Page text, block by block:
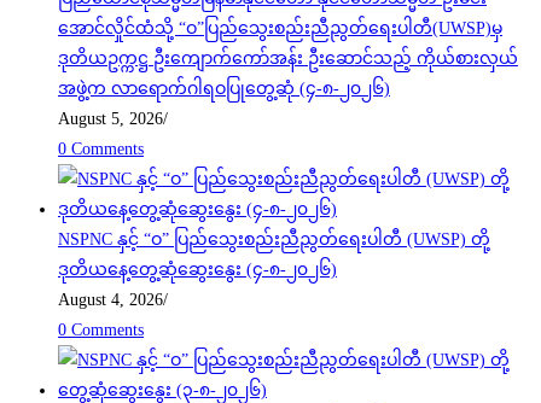
အောင်လှိုင်ထံသို့ “ဝ”ပြည်သွေးစည်းညီညွတ်ရေးပါတီ(UWSP)မှ
ဒုတိယဥက္ကဋ္ဌ ဦးကျောက်ကော်အန်း ဦးဆောင်သည့် ကိုယ်စားလှယ်
အဖွဲ့က လာရောက်ဂါရဝပြုတွေ့ဆုံ (၄-၈-၂၀၂၆)
August 5, 2026/
0 Comments
NSPNC နှင့် “ဝ” ပြည်သွေးစည်းညီညွတ်ရေးပါတီ (UWSP) တို့
ဒုတိယနေ့တွေ့ဆုံဆွေးနွေး (၄-၈-၂၀၂၆)
August 4, 2026/
0 Comments